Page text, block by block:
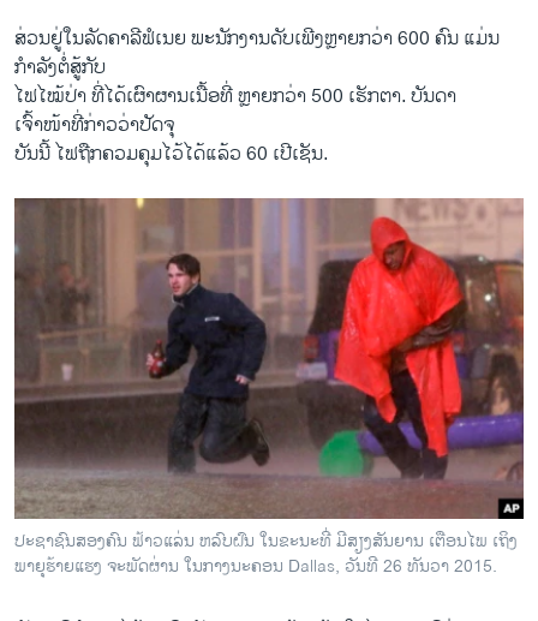
ສ່ວນຢູ່ໃນລັດຄາລີຟໍເນຍ ພະນັກງານດັບເພີງຫຼາຍກວ່າ 600 ຄົນ ແມ່ນ
ກຳລັງຕໍ່ສູ້ກັບ
ໄຟໄໝ້ປ່າ ທີ່ໄດ້ເຜົາຜານເນື້ອທີ່ ຫຼາຍກວ່າ 500 ເຮັກຕາ. ບັນດາ
ເຈົ້າໜ້າທີ່ກ່າວວ່າປັດຈຸ
ບັນນີ້ ໄຟຖືກຄວມຄຸມໄວ້ໄດ້ແລ້ວ 60 ເປີເຊັນ.
ປະຊາຊົນສອງຄົນ ຟ້າວແລ່ນ ຫລົບຝົນ ໃນຂະນະທີ່ ມີສຽງສັນຍານ ເຕືອນໄພ ເຖິງ
ພາຍຸຮ້າຍແຮງ ຈະພັດຜ່ານ ໃນກາງນະຄອນ Dallas, ວັນທີ 26 ທັນວາ 2015.